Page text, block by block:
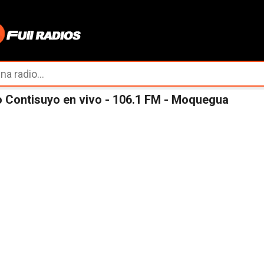
Contisuyo en vivo - 106.1 FM - Moquegua